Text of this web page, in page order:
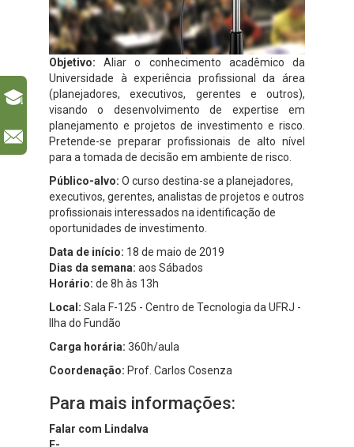
Objetivo: Aliar o conhecimento acadêmico da
Universidade à experiência profissional da área
(planejadores, executivos, gerentes e outros),
visando o desenvolvimento de expertise em
planejamento e projetos de investimento e risco.
Pretende-se preparar profissionais de alto nível
para a tomada de decisão em ambiente de risco.
Público-alvo: O curso destina-se a planejadores,
executivos, gerentes, analistas de projetos e outros
profissionais interessados na identificação de
oportunidades de investimento.
Data de início: 18 de maio de 2019
Dias da semana: aos Sábados
Horário: de 8h às 13h
Local: Sala F-125 - Centro de Tecnologia da UFRJ -
Ilha do Fundão
Carga horária: 360h/aula
Coordenação: Prof. Carlos Cosenza
Para mais informações:
Falar com Lindalva